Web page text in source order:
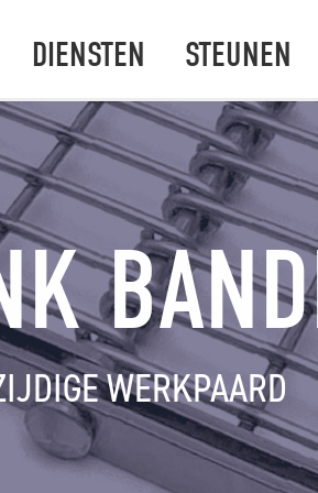
DIENSTEN STEUNEN
WERKPAARD